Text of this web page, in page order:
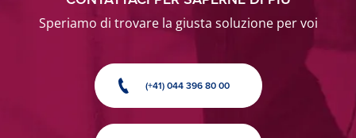
Speriamo di trovare la giusta soluzione per voi
(+41) 044 396 80 00